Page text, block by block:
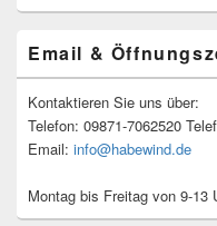
Email &
Kontaktieren Sie uns über:
Telefon: 09871-7062520
Email: info@habewind.de
Montag bis Freitag von 9-13